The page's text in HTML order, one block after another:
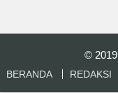
© 2019
BERANDA REDAKSI